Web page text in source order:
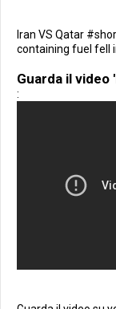
Iran VS Qatar
containing fuel fell
Guarda il video
: